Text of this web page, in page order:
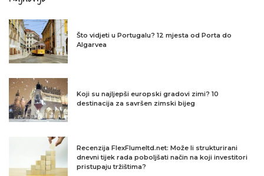
Što vidjeti u Portugalu? 12 mjesta od Porta do
Algarvea
Koji su najljepši europski gradovi zimi? 10
destinacija za savršen zimski bijeg
Recenzija FlexFlumeltd.net: Može li strukturirani
dnevni tijek rada poboljšati način na koji investitori
pristupaju tržištima?